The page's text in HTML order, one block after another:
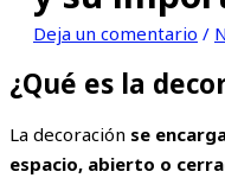
Deja un comentario /
¿Qué es la
La decoración se
espacio, abierto o